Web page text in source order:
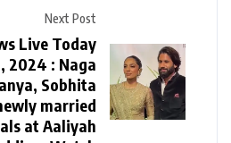
Next Post
Live Today
2024 : Naga
Sobhita
married
at Aaliyah